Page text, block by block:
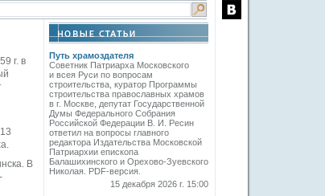
г. в
В
Путь храмоздателя
Советник Патриарха Московского
и всея Руси по вопросам
строительства, куратор Программы
строительства православных храмов
в г. Москве, депутат Государственной
Думы Федерального Собрания
Российской Федерации В. И. Ресин
ответил на вопросы главного
редактора Издательства Московской
Патриархии епископа
Балашихинского и Орехово-Зуевского
Николая. PDF-версия.
15 декабря 2026 г. 15:00